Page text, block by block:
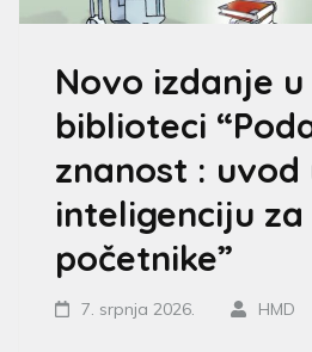
Novo izdanje
biblioteci
znanost :
inteligenciju za
početnike”
7. srpnja 2026. HMD